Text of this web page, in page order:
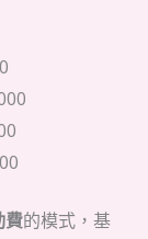
費的模式，基